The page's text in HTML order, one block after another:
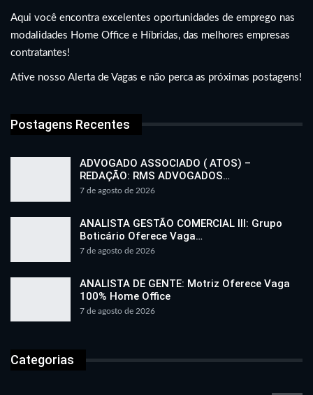
Aqui você encontra excelentes oportunidades de emprego nas
modalidades Home Office e Híbridas, das melhores empresas
contratantes!
Ative nosso Alerta de Vagas e não perca as próximas postagens!
Postagens Recentes
ADVOGADO ASSOCIADO ( ATOS) –
REDAÇÃO: RMS ADVOGADOS…
7 de agosto de 2026
ANALISTA GESTÃO COMERCIAL III: Grupo
Boticário Oferece Vaga…
7 de agosto de 2026
ANALISTA DE GENTE: Motriz Oferece Vaga
100% Home Office
7 de agosto de 2026
Categorias